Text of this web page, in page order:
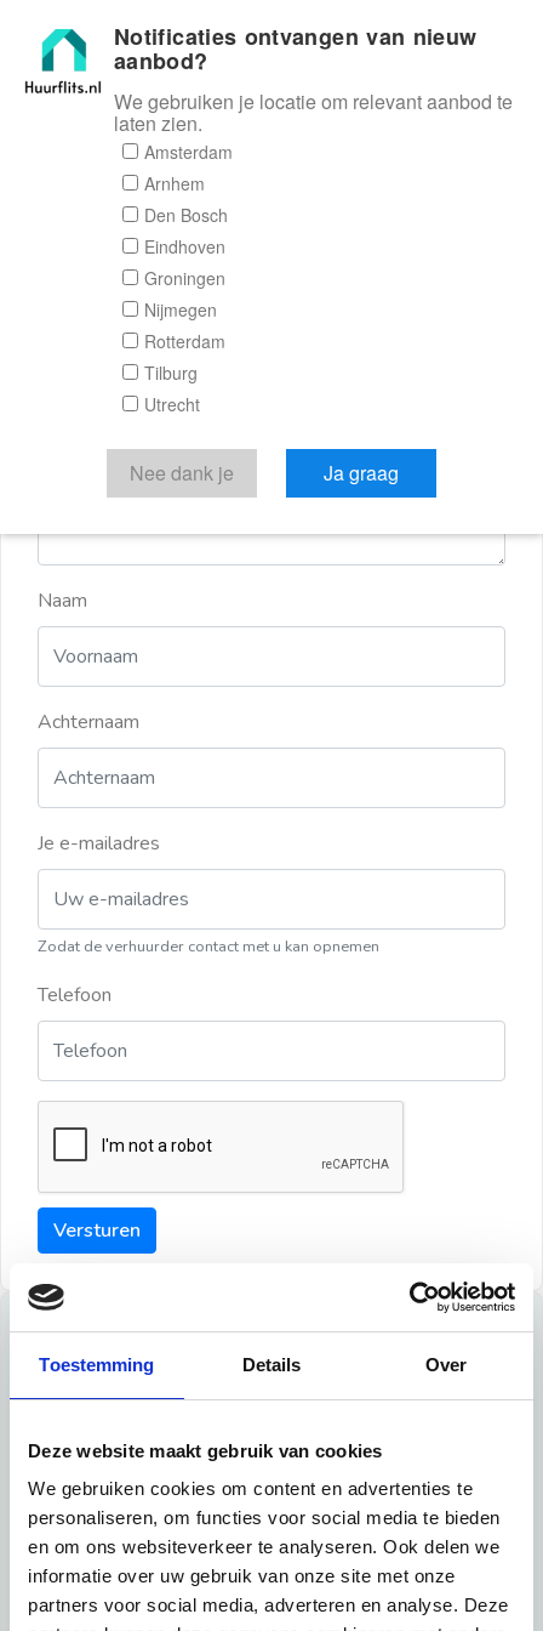
Toestemming Details Over
Deze website maakt gebruik van cookies
We gebruiken cookies om content en advertenties te
personaliseren, om functies voor social media te bieden
en om ons websiteverkeer te analyseren. Ook delen we
informatie over uw gebruik van onze site met onze
partners voor social media, adverteren en analyse. Deze
Huurflits
Reactieformulier
Huurflits
Verstuur je bericht
Door een bericht te sturen kom je in contact met de
aanbieder of makelaar van de woning.
Naam
Achternaam
Je e-mailadres
Zodat de verhuurder contact met u kan opnemen
Telefoon
Versturen
Tips
Tip 1:
Schrijf een duidelijke introductie en geef de volgende
informatie mee:
Ben je student, werkachtig of werkzoekend
Notificaties ontvangen van nieuw
aanbod?
We gebruiken je locatie om relevant aanbod te
laten zien.
Amsterdam
Arnhem
Den Bosch
Eindhoven
Groningen
Nijmegen
Rotterdam
Tilburg
Utrecht
Nee dank je Ja graag